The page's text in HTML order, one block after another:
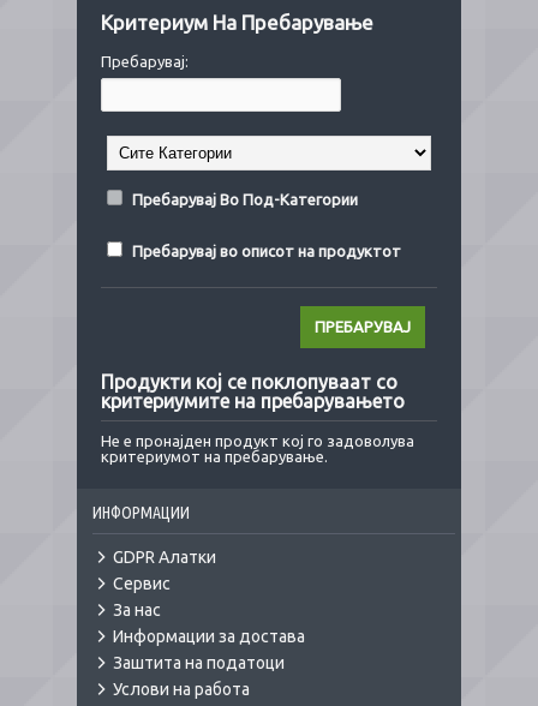
Критериум На Пребарување
Пребарувај:
Пребарувај Во Под-Категории
Пребарувај во описот на продуктот
Продукти кој се поклопуваат со
критериумите на пребарувањето
Не е пронајден продукт кој го задоволува
критериумот на пребарување.
ИНФОРМАЦИИ
GDPR Алатки
Сервис
За нас
Информации за достава
Заштита на податоци
Услови на работа